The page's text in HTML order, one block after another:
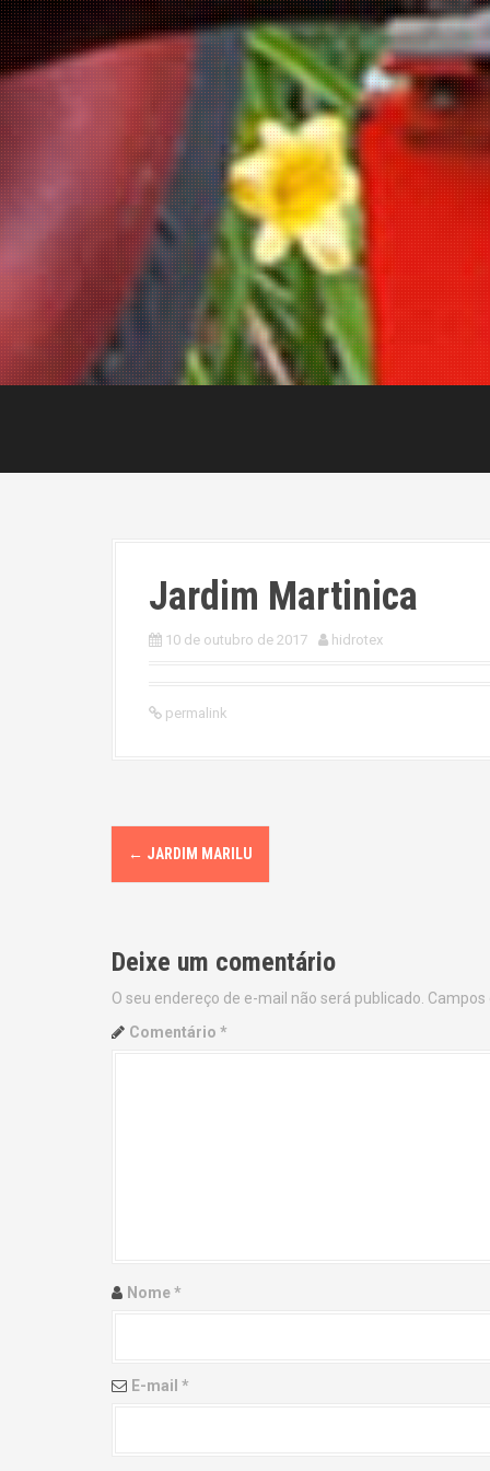
Jardim Martinica
10 de outubro de 2017 hidrotex
permalink
P
o
t
n
n
← JARDIM MARILU
Deixe um comentário
O seu endereço de e-mail não será publicado.
Comentário *
Nome*
E-mail *